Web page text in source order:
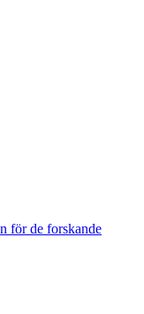
för de forskande